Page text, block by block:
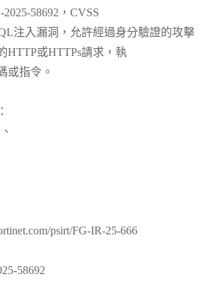
58692，CVSS
注入漏洞，允許經過身分驗證的攻擊
HTTP或HTTPs請求，執
或指令。
psirt/FG-IR-25-666
58692